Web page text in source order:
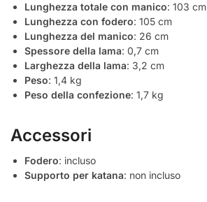
Lunghezza totale con manico: 103 cm
Lunghezza con fodero: 105 cm
Lunghezza del manico: 26 cm
Spessore della lama: 0,7 cm
Larghezza della lama: 3,2 cm
Peso: 1,4 kg
Peso della confezione: 1,7 kg
Accessori
Fodero: incluso
Supporto per katana: non incluso